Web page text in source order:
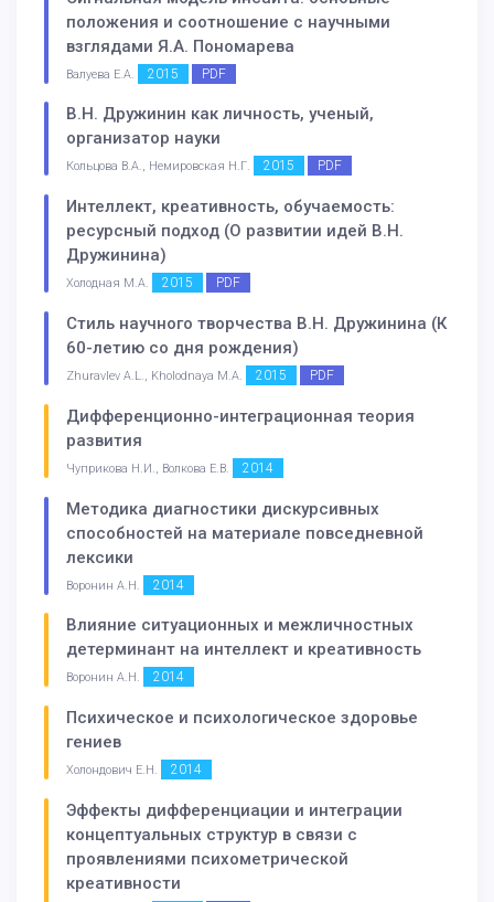
положения и соотношение с научными
взглядами Я.А. Пономарева
Валуева Е.А. 2015 PDF
В.Н. Дружинин как личность, ученый,
организатор науки
Кольцова В.А., Немировская Н.Г. 2015 PDF
Интеллект, креативность, обучаемость:
ресурсный подход (О развитии идей В.Н.
Дружинина)
Холодная М.А. 2015 PDF
Стиль научного творчества В.Н. Дружинина (К
60-летию со дня рождения)
Zhuravlev A.L., Kholodnaya M.A. 2015 PDF
Дифференционно-интеграционная теория
развития
Чуприкова Н.И., Волкова Е.В. 2014
Методика диагностики дискурсивных
способностей на материале повседневной
лексики
Воронин А.Н. 2014
Влияние ситуационных и межличностных
детерминант на интеллект и креативность
Воронин А.Н. 2014
Психическое и психологическое здоровье
гениев
Холондович Е.Н. 2014
Эффекты дифференциации и интеграции
концептуальных структур в связи с
проявлениями психометрической
креативности